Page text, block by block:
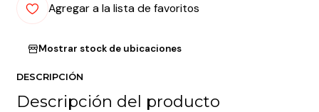
Agregar a la lista de favoritos
Mostrar stock de ubicaciones
DESCRIPCIÓN
Descripción del producto